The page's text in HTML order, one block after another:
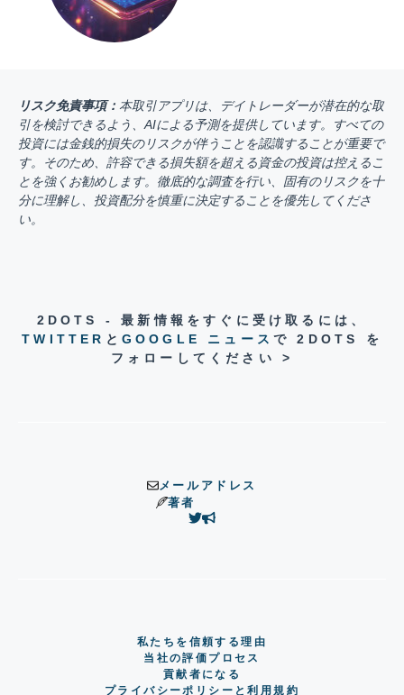
リスク免責事項： 本取引アプリは、デイトレーダーが潜在的な取
引を検討できるよう、AIによる予測を提供しています。すべての
投資には金銭的損失のリスクが伴うことを認識することが重要で
す。そのため、許容できる損失額を超える資金の投資は控えるこ
とを強くお勧めします。徹底的な調査を行い、固有のリスクを十
分に理解し、投資配分を慎重に決定することを優先してくださ
い。
2DOTS - 最新情報をすぐに受け取るには、
TWITTER と GOOGLE ニュース で 2DOTS を
フォローしてください >
メールアドレス
著者
私たちを信頼する理由
当社の評価プロセス
貢献者になる
プライバシーポリシーと利用規約